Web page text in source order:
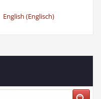
English (Englisch)